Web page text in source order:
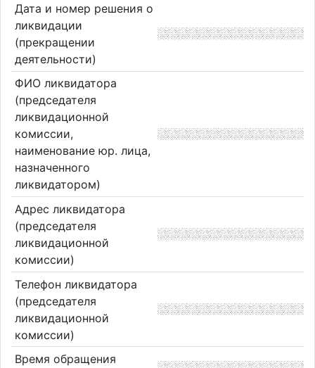
Дата и номер решения о
ликвидации
(прекращении
деятельности)
ФИО ликвидатора
(председателя
ликвидационной
комиссии,
наименование юр. лица,
назначенного
ликвидатором)
Адрес ликвидатора
(председателя
ликвидационной
комиссии)
Телефон ликвидатора
(председателя
ликвидационной
комиссии)
Время обращения